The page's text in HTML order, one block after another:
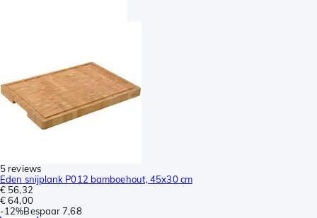
5 reviews
Eden snijplank P012 bamboehout, 45x30 cm
€ 56,32
€ 64,00
-12%Bespaar 7,68